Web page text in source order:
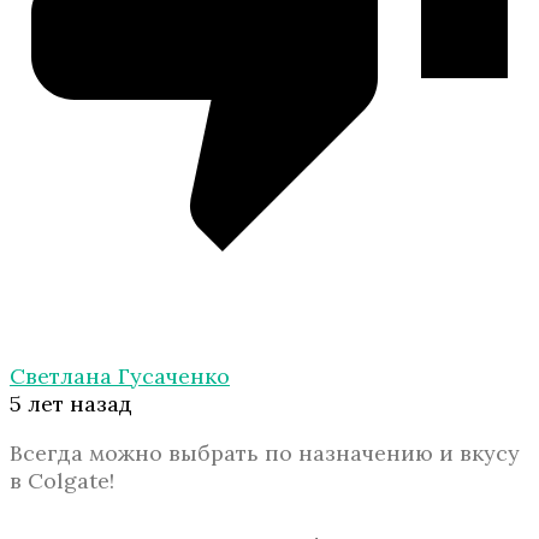
Светлана Гусаченко
5 лет назад
Всегда можно выбрать по назначению и вкусу
в Colgate!